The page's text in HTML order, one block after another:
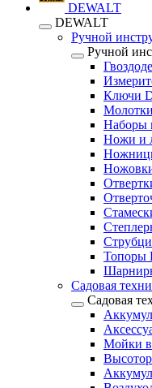
DEWALT
DEWALT
Ручной
Ручной
Ключи
Наборы
Ножи и
Топоры
Садовая
Садовая
Мойки